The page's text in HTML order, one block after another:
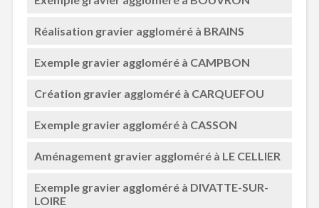
Réalisation gravier aggloméré à BRAINS
Exemple gravier aggloméré à CAMPBON
Création gravier aggloméré à CARQUEFOU
Exemple gravier aggloméré à CASSON
Aménagement gravier aggloméré à LE CELLIER
Exemple gravier aggloméré à DIVATTE-SUR-
LOIRE